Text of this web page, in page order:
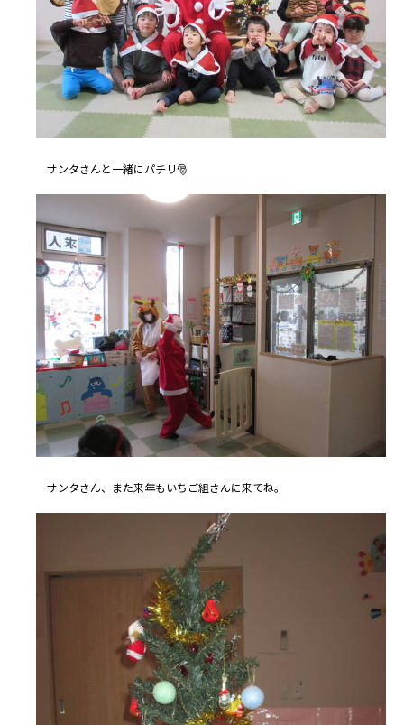
サンタさんと一緒にパチリ🎅
サンタさん、また来年もいちご組さんに来てね。